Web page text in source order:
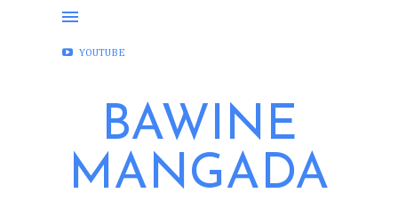
FACEBOOK
YOUTUBE
BAWINE
MANGADA